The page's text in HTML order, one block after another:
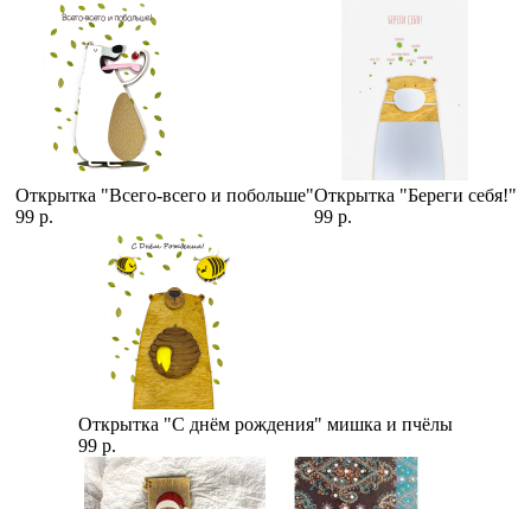
Открытка "Всего-всего и побольше"
99 р.
Открытка "Береги себя!"
99 р.
Открытка "С днём рождения" мишка и пчёлы
99 р.